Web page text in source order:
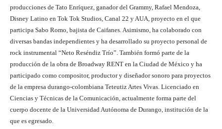
producciones de Tato Enríquez, ganador del Grammy, Rafael Mendoza,
Disney Latino en Tok Tok Studios, Canal 22 y AUA, proyecto en el que
participa Sabo Romo, bajista de Caifanes. Asimismo, ha colaborado con
diversas bandas independientes y ha desarrollado su proyecto personal de
rock instrumental “Neto Reséndiz Trío”. También formó parte de la
producción de la obra de Broadway RENT en la Ciudad de México y ha
participado como compositor, productor y diseñador sonoro para proyectos
de la empresa durango-colombiana Teteutiz Artes Vivas. Licenciado en
Ciencias y Técnicas de la Comunicación, actualmente forma parte del
cuerpo docente de la Universidad Autónoma de Durango, institución de la
que es egresado.